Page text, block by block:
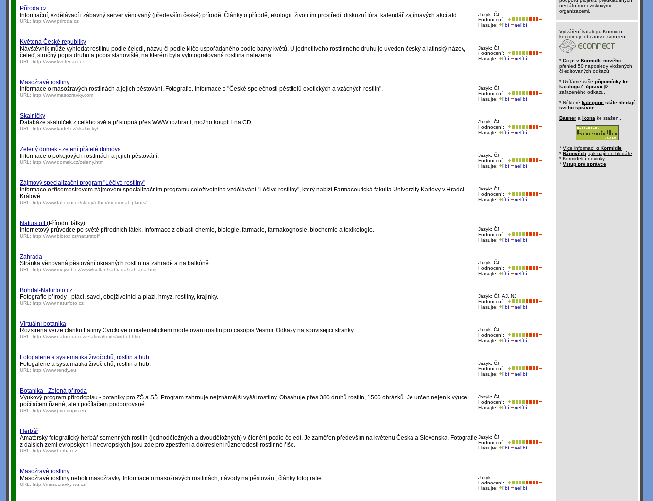
Příroda.cz
Jazyk: ČJ
Hodnocení:
Hlasujte:
líbí nelíbí
Informační, vzdělávací i zábavný server věnovaný (především české) přírodě. Články o přírodě, ekologii, životním prostředí, diskuzní fóra, kalendář zajímavých akcí atd.
URL: http://www.priroda.cz
Květena České republiky
Jazyk: ČJ
Hodnocení:
Hlasujte:
líbí nelíbí
Návštěvník může vyhledat rostlinu podle čeledi, názvu či podle klíče uspořádaného podle barvy květů. U jednotlivého rostlinného druhu je uveden český a latinský název,
čeleď, stručný popis druhu a popis stanoviště, na kterém byla vyfotografovaná rostlina nalezena.
URL: http://www.kvetenacr.cz
Masožravé rostliny
Jazyk: ČJ
Hodnocení:
Hlasujte:
líbí nelíbí
Informace o masožravých rostlinách a jejich pěstování. Fotografie. Informace o "České společnosti pěstitelů exotických a vzácných rostlin".
URL: http://www.masozravky.com
Skalničky
Jazyk: ČJ
Hodnocení:
Hlasujte:
líbí nelíbí
Databáze skalniček z celého světa přístupná přes WWW rozhraní, možno koupit i na CD.
URL: http://www.kadel.cz/skalnicky/
Zelený domek - zelení přátelé domova
Jazyk: ČJ
Hodnocení:
Hlasujte:
líbí nelíbí
Informace o pokojových rostlinách a jejich pěstování.
URL: http://www.domek.cz/zeleny.htm
Zájmový specializační program "Léčivé rostliny"
Jazyk: ČJ
Hodnocení:
Hlasujte:
líbí nelíbí
Informace o třísemestrovém zájmovém specializačním programu celoživotního vzdělávání "Léčivé rostliny", který nabízí Farmaceutická fakulta Univerzity Karlovy v Hradci
Králové.
URL: http://www.faf.cuni.cz/study/other/medicinal_plants/
Naturstoff(Přírodní látky)
Jazyk: ČJ
Hodnocení:
Hlasujte:
líbí nelíbí
Internetový průvodce po světě přírodních látek. Informace z oblasti chemie, biologie, farmacie, farmakognosie, biochemie a toxikologie.
URL: http://www.biotox.cz/naturstoff
Zahrada
Jazyk: ČJ
Hodnocení:
Hlasujte:
líbí nelíbí
Stránka věnovaná pěstování okrasných rostlin na zahradě a na balkóně.
URL: http://www.mujweb.cz/www/sultan/zahrada/zahrada.htm
Bohdal-Naturfoto.cz
Jazyk: ČJ, AJ, NJ
Hodnocení:
Hlasujte:
líbí nelíbí
Fotografie přírody - ptáci, savci, obojživelníci a plazi, hmyz, rostliny, krajinky.
URL: http://www.naturfoto.cz
Virtuální botanika
Jazyk: ČJ
Hodnocení:
Hlasujte:
líbí nelíbí
Rozšířená verze článku Fatimy Cvrčkové o matematickém modelování rostlin pro časopis Vesmír. Odkazy na související stránky.
URL: http://www.natur.cuni.cz/~fatima/texts/virtbot.htm
Fotogalerie a systematika živočichů, rostlin a hub
Jazyk: ČJ
Hodnocení:
Hlasujte:
líbí nelíbí
Fotogalerie a systematika živočichů, rostlin a hub.
URL: http://www.rendy.eu
Botanika - Zelená příroda
Jazyk: ČJ
Hodnocení:
Hlasujte:
líbí nelíbí
Výukový program přírodopisu - botaniky pro ZŠ a SŠ. Program zahrnuje nejznámější vyšší rostliny. Obsahuje přes 380 druhů rostlin, 1500 obrázků. Je určen nejen k výuce
počítačem řízené, ale i počítačem podporované.
URL: http://www.prirodopis.eu
Herbář
Jazyk: ČJ
Hodnocení:
Hlasujte:
líbí nelíbí
Amatérský fotografický herbář semenných rostlin (jednoděložných a dvouděložných) v členění podle čeledí. Je zaměřen především na květenu Česka a Slovenska. Fotografie
z dalších zemí evropských i neevropských jsou zde pro zpestření a dokreslení různorodosti rostlinné říše.
URL: http://www.herbar.cz
Masožravé rostliny
Jazyk:
Hodnocení:
Hlasujte:
líbí nelíbí
Masožravé rostliny neboli masožravky. Informace o masožravých rostlinách, návody na pěstování, články fotografie...
URL: http://masozravky.wu.cz
nestátními neziskovými
organizacemi.
Vytváření katalogu Kormidlo
koordinuje občanské sdružení
* Co je v Kormidle nového -
přehled 50 naposledy vložených
či editovaných odkazů
* Uvítáme vaše připomínky ke
katalogu či úpravu již
zařazeného odkazu.
* Některé kategorie stále hledají
svého správce
Banner a ikona ke stažení.
* Více informací o Kormidle
* Nápověda , jak najít co hledáte
* Kormidelní novinky
* Vstup pro správce